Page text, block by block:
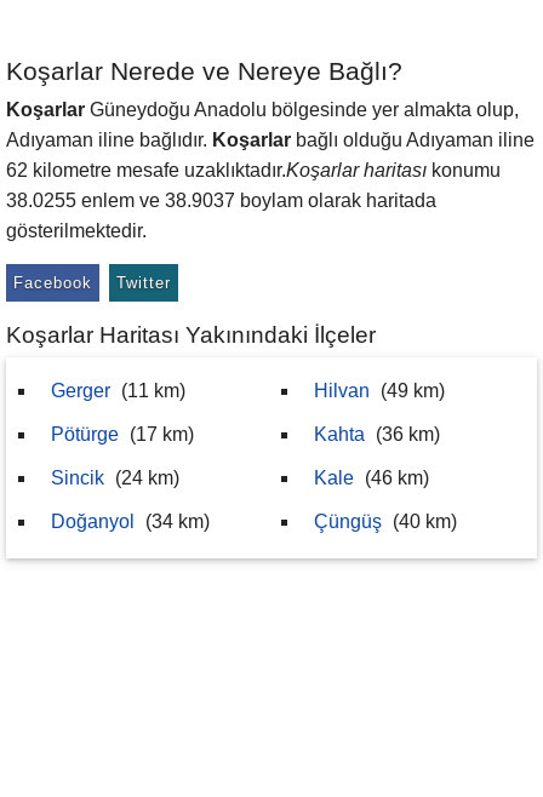
Koşarlar Nerede ve Nereye Bağlı?
Koşarlar Güneydoğu Anadolu bölgesinde yer almakta olup,
Adıyaman iline bağlıdır. Koşarlar bağlı olduğu Adıyaman iline
62 kilometre mesafe uzaklıktadır.Koşarlar haritası konumu
38.0255 enlem ve 38.9037 boylam olarak haritada
gösterilmektedir.
Facebook Twitter
Koşarlar Haritası Yakınındaki İlçeler
Gerger (11 km)
Pötürge (17 km)
Sincik (24 km)
Doğanyol (34 km)
Hilvan (49 km)
Kahta (36 km)
Kale (46 km)
Çüngüş (40 km)